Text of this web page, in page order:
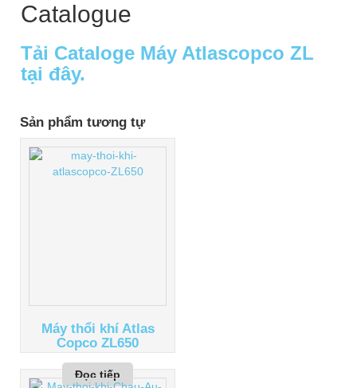
Catalogue
Tải Cataloge Máy Atlascopco ZL
tại đây.
Sản phẩm tương tự
Máy thổi khí Atlas
Copco ZL650
Đọc tiếp